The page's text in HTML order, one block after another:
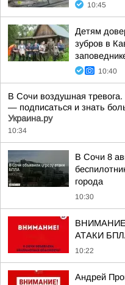
10:45
Детям
зубров в
10:40
В Сочи воздушная тревога.
— подписаться и знать
Украина.ру
10:34
В Сочи 8
города
10:30
АТАКИ
10:22
Андрей